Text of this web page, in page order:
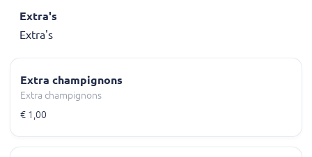
Extra's
Extra's
Extra champignons
Extra champignons
€ 1,00